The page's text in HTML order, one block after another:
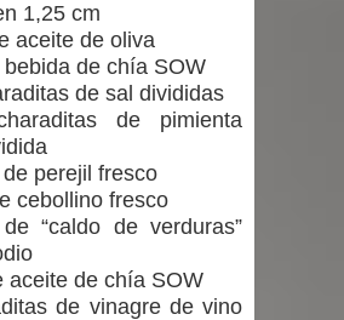
1,25 cm
aceite de oliva
de chía SOW
de sal divididas
de pimienta
perejil fresco
cebollino fresco
“caldo de verduras”
aceite de chía SOW
de vinagre de vino